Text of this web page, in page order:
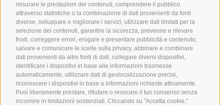
misurare le prestazioni dei contenuti, comprendere il pubblico
attraverso statistiche o la combinazione di dati provenienti da fonti
diverse, sviluppare e migliorare i servizi, utilizzare dati limitati per la
selezione dei contenuti, garantire la sicurezza, prevenire e rilevare
frodi, correggere errori, erogare e presentare pubblicità e contenuto,
salvare e comunicare le scelte sulla privacy, abbinare e combinare
dati provenienti da altre fonti di dati, collegare diversi dispositivi,
identificare i dispositivi in base alle informazioni trasmesse
automaticamente, utilizzare dati di geolocalizzazione precisi,
riconoscere i dispositivi in base a informazioni richieste attivamente.
Puoi liberamente prestare, rifiutare o revocare il tuo consenso senza
incorrere in limitazioni sostanziali. Cliccando su "Accetta cookie,"
Überbacher Bau srl
Sede legale:
Via Iffring 42,
39037 Rodengo
Ufficio:
via Johann-Mitterwurzer 5
I-39037 Rio di Pusteria